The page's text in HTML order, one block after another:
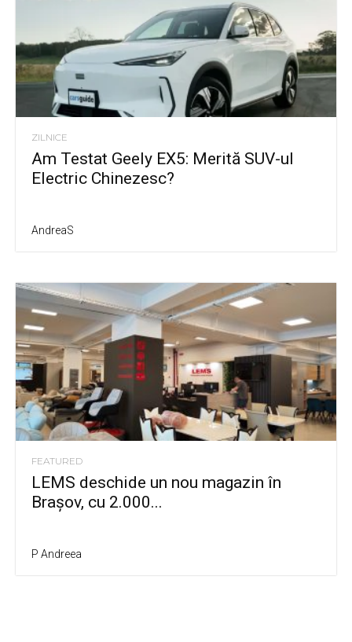
ZILNICE
Am Testat Geely EX5: Merită SUV-ul
Electric Chinezesc?
AndreaS
FEATURED
LEMS deschide un nou magazin în
Brașov, cu 2.000...
P Andreea